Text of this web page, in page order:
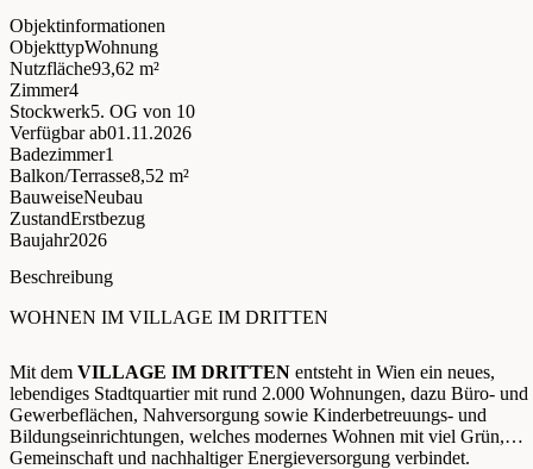
Objektinformationen
ObjekttypWohnung
Nutzfläche93,62 m²
Zimmer4
Stockwerk5. OG von 10
Verfügbar ab01.11.2026
Badezimmer1
Balkon/Terrasse8,52 m²
BauweiseNeubau
ZustandErstbezug
Baujahr2026
Beschreibung
WOHNEN IM VILLAGE IM DRITTEN
Mit dem VILLAGE IM DRITTEN entsteht in Wien ein neues,
lebendiges Stadtquartier mit rund 2.000 Wohnungen, dazu Büro- und
Gewerbeflächen, Nahversorgung sowie Kinderbetreuungs- und
Bildungseinrichtungen, welches modernes Wohnen mit viel Grün,
Gemeinschaft und nachhaltiger Energieversorgung verbindet.